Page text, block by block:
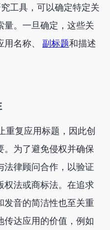
工具，可以确定特定关
量。一旦确定，这些关
名称、 副标题和描述
重复应用标题，因此创
。为了避免侵权并确保
法律顾问合作，以验证
权法或商标法。在追求
发音的简洁性也至关重
传达应用的价值，例如